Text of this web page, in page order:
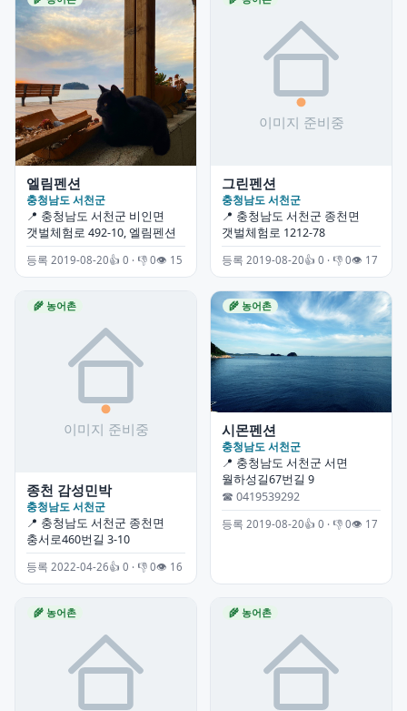
엘림펜션
충청남도 서천군
📍 충청남도 서천군 비인면
갯벌체험로 492-10, 엘림펜션
등록 2019-08-20👍 0 · 👎 0👁 15
그린펜션
충청남도 서천군
📍 충청남도 서천군 종천면
갯벌체험로 1212-78
등록 2019-08-20👍 0 · 👎 0👁 17
🌾 농어촌
종천 감성민박
충청남도 서천군
📍 충청남도 서천군 종천면
충서로460번길 3-10
등록 2022-04-26👍 0 · 👎 0👁 16
🌾 농어촌
시몬펜션
충청남도 서천군
📍 충청남도 서천군 서면
월하성길67번길 9
☎ 0419539292
등록 2019-08-20👍 0 · 👎 0👁 17
🌾 농어촌 🌾 농어촌